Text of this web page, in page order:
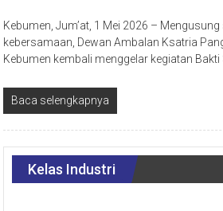
Kebumen, Jum’at, 1 Mei 2026 –
kebersamaan, Dewan Ambalan Ksatria
Kebumen kembali menggelar kegiatan Bakti
Baca selengkapnya
Kelas Industri